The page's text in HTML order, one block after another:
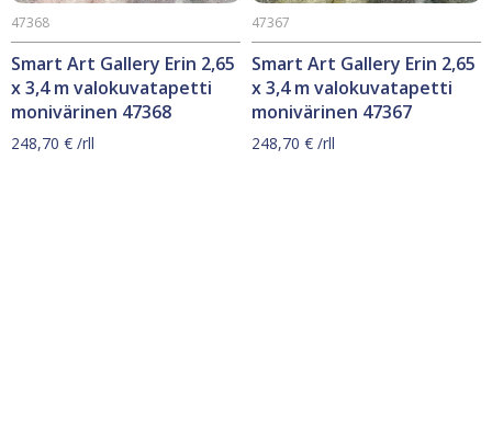
Smart Art Gallery Erin 2,65
x 3,4 m valokuvatapetti
monivärinen 47368
47368
248,70 € /rll
Smart Art Gallery Erin 2,65
x 3,4 m valokuvatapetti
monivärinen 47367
47367
248,70 € /rll